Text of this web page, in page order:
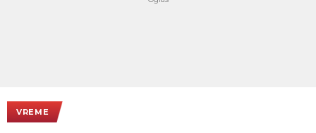
VREME